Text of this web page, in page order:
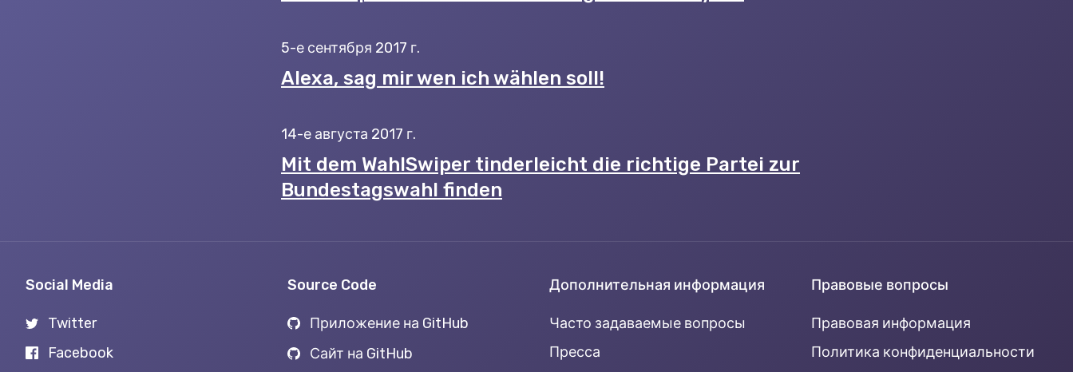
5-е сентября 2017 г.
Alexa, sag mir wen ich wählen soll!
14-е августа 2017 г.
Mit dem WahlSwiper tinderleicht die richtige Partei zur
Bundestagswahl finden
Social Media
Twitter
Facebook
Source Code
Приложение на GitHub
Сайт на GitHub
Дополнительная информация
Часто задаваемые вопросы
Пресса
Правовые вопросы
Правовая информация
Политика конфиденциальности